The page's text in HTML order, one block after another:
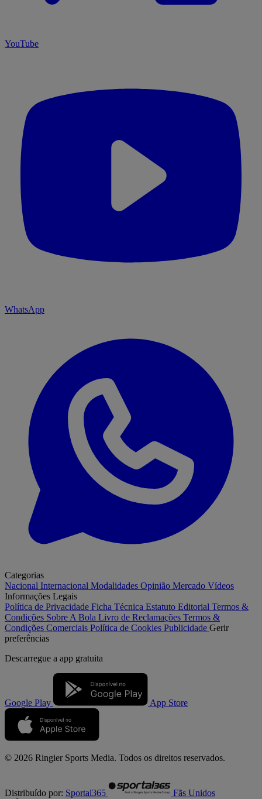
YouTube
WhatsApp
Categorias
Nacional Internacional Modalidades Opinião Mercado Vídeos
Informações Legais
Política de Privacidade Ficha Técnica Estatuto Editorial Termos &
Condições Sobre A Bola Livro de Reclamações Termos &
Condições Comerciais Política de Cookies Publicidade Gerir
preferências
Descarregue a app gratuita
Google Play App Store
© 2026 Ringier Sports Media. Todos os direitos reservados.
Distribuído por: Sportal365 Fãs Unidos